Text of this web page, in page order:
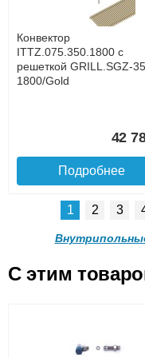
54
Подробнее
Конвектор
ITTB.090.250.1100 с
решеткой GRILL.LGA-
Подробнее
Конвектор
ITTZ.075.350.1800 с
решеткой GRILL.SGZ-
1800/Gold
42
Подробнее
1 2 3
C этим